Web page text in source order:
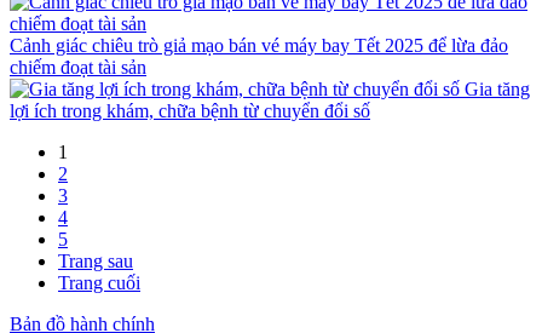
Cảnh giác chiêu trò giả mạo bán vé máy bay Tết 2025 để lừa đảo
chiếm đoạt tài sản
Gia tăng
lợi ích trong khám, chữa bệnh từ chuyển đổi số
1
2
3
4
5
Trang sau
Trang cuối
Bản đồ hành chính